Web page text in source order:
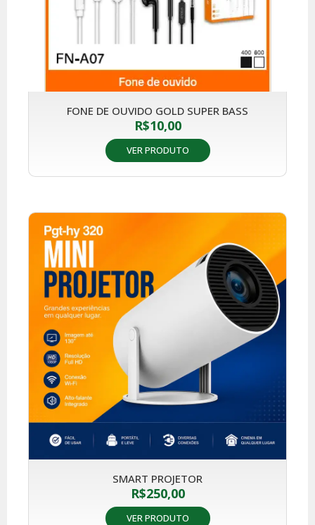
FONE DE OUVIDO GOLD SUPER BASS
R$10,00
VER PRODUTO
SMART PROJETOR
R$250,00
VER PRODUTO